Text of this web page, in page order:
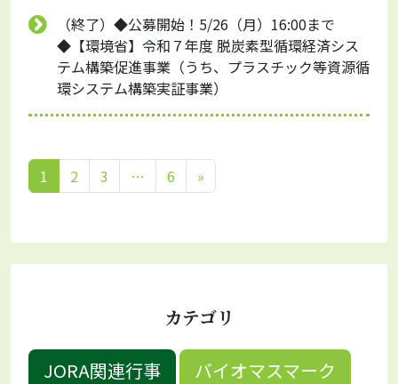
（終了）◆公募開始！5/26（月）16:00まで
◆【環境省】令和７年度 脱炭素型循環経済シス
テム構築促進事業（うち、プラスチック等資源循
環システム構築実証事業）
1 2 3 … 6 »
カテゴリ
JORA関連行事
バイオマスマーク